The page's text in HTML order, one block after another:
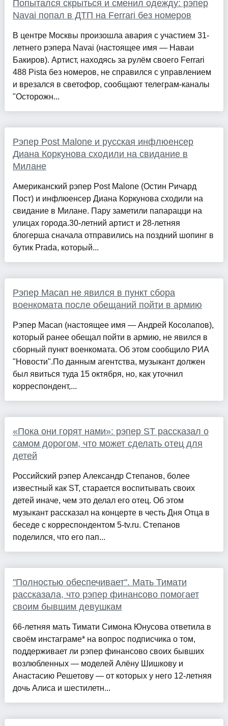
Попытался скрыться и сменил одежду: рэпер
Navai попал в ДТП на Ferrari без номеров
В центре Москвы произошла авария с участием 31-
летнего рэпера Navai (настоящее имя — Наваи
Бакиров). Артист, находясь за рулём своего Ferrari
488 Pista без номеров, не справился с управлением
и врезался в светофор, сообщают телеграм-каналы
"Осторожн...
Рэпер Post Malone и русская инфлюенсер
Диана Коркунова сходили на свидание в
Милане
Американский рэпер Post Malone (Остин Ричард
Пост) и инфлюенсер Диана Коркунова сходили на
свидание в Милане. Пару заметили папарацци на
улицах города.30-летний артист и 28-летняя
блогерша сначала отправились на поздний шопинг в
бутик Prada, который...
Рэпер Macan не явился в пункт сбора
военкомата после обещаний пойти в армию
Рэпер Macan (настоящее имя — Андрей Косолапов),
который ранее обещал пойти в армию, не явился в
сборный пункт военкомата. Об этом сообщило РИА
"Новости".По данным агентства, музыкант должен
был явиться туда 15 октября, но, как уточнил
корреспондент,...
«Пока они горят нами»: рэпер ST рассказал о
самом дорогом, что может сделать отец для
детей
Российский рэпер Александр Степанов, более
известный как ST, старается воспитывать своих
детей иначе, чем это делал его отец. Об этом
музыкант рассказал на концерте в честь Дня Отца в
беседе с корреспондентом 5-tv.ru. Степанов
поделился, что его пап...
"Полностью обеспечивает". Мать Тимати
рассказала, что рэпер финансово помогает
своим бывшим девушкам
66-летняя мать Тимати Симона Юнусова ответила в
своём инстаграме* на вопрос подписчика о том,
поддерживает ли рэпер финансово своих бывших
возлюбленных — моделей Алёну Шишкову и
Анастасию Решетову — от которых у него 12-летняя
дочь Алиса и шестилетн...